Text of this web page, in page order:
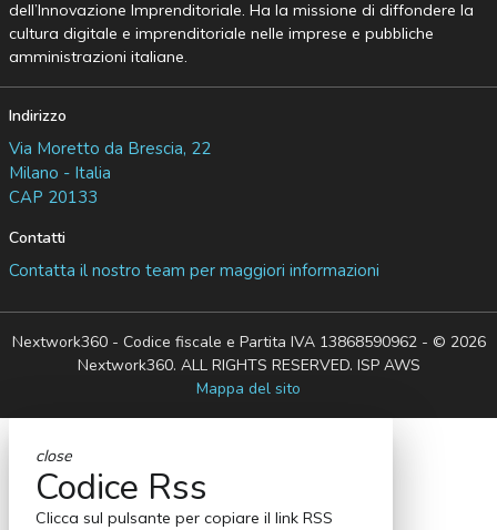
dell’Innovazione Imprenditoriale. Ha la missione di diffondere la
cultura digitale e imprenditoriale nelle imprese e pubbliche
amministrazioni italiane.
Indirizzo
Via Moretto da Brescia, 22
Milano - Italia
CAP 20133
Contatti
Contatta il nostro team per maggiori informazioni
Nextwork360 - Codice fiscale e Partita IVA 13868590962 - © 2026
Nextwork360. ALL RIGHTS RESERVED. ISP AWS
Mappa del sito
close
Codice Rss
Clicca sul pulsante per copiare il link RSS